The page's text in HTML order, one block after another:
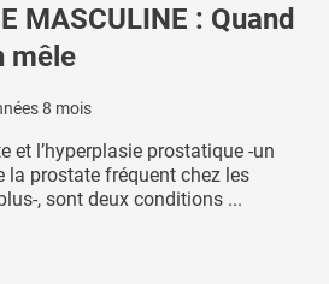
MASCULINE : Quand
mêle
8 mois
et l’hyperplasie prostatique -un
la prostate fréquent chez les
, sont deux conditions ...